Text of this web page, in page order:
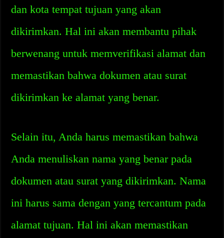
dan kota tempat tujuan yang akan
dikirimkan. Hal ini akan membantu pihak
berwenang untuk memverifikasi alamat dan
memastikan bahwa dokumen atau surat
dikirimkan ke alamat yang benar.
Selain itu, Anda harus memastikan bahwa
Anda menuliskan nama yang benar pada
dokumen atau surat yang dikirimkan. Nama
ini harus sama dengan yang tercantum pada
alamat tujuan. Hal ini akan memastikan